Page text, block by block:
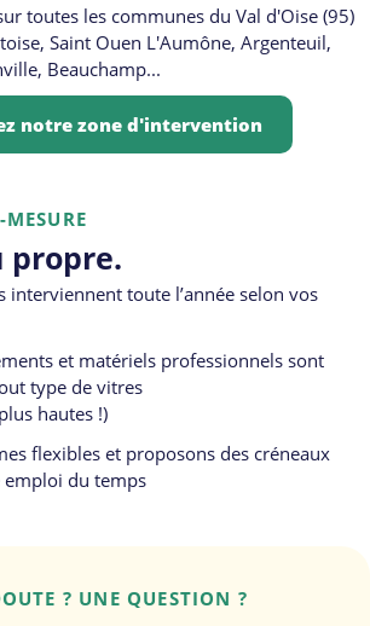
toutes les communes du Val d'Oise (95)
Saint Ouen L'Aumône, Argenteuil,
Beauchamp...
notre zone d'intervention
propre.
interviennent toute l’année selon vos
et matériels professionnels sont
type de vitres
hautes !)
flexibles et proposons des créneaux
du temps
? UNE QUESTION ?